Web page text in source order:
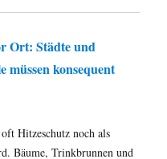
Ort: Städte und
müssen konsequent
Hitzeschutz noch als
Bäume, Trinkbrunnen und